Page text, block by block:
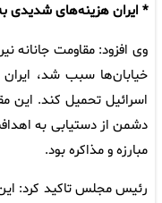
* ایران هزینه‌های ‌شدیدی
وی افزود: مقاومت جانانه
خیابان‌ها سبب‌ شد،
اسرائیل تحمیل کند. این
دشمن از دستیابی به
مبارزه و مذاکره بود.
رئیس مجلس تاکید کرد: